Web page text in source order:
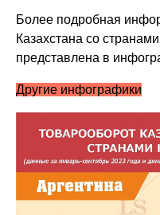
Более подробная
Казахстана со
представлена в
Другие инфографики